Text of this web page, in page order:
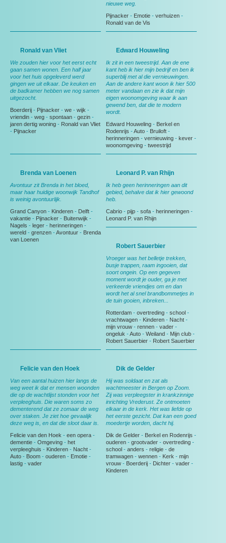
nieuwe weg.
Pijnacker - Emotie - verhuizen -
Ronald van de Vis
Ronald van Vliet
We zouden hier voor het eerst echt
gaan samen wonen. Een half jaar
voor het huis opgeleverd werd
gingen we uit elkaar. De keuken en
de badkamer hebben we nog samen
uitgezocht.
Boerderij - Pijnacker - we - wijk -
vriendin - weg - spontaan - gezin -
jaren dertig woning - Ronald van Vliet
- Pijnacker
Edward Houweling
Ik zit in een tweestrijd. Aan de ene
kant heb ik hier mijn bedrijf en ben ik
superblij met al die vernieuwingen.
Aan de andere kant woon ik hier 500
meter vandaan en zie ik dat mijn
eigen woonomgeving waar ik aan
gewend ben, dat die te modern
wordt.
Edward Houweling - Berkel en
Rodenrijs -Auto - Bruiloft -
herinneringen - vernieuwing - kever -
woonomgeving - tweestrijd
Brenda van Loenen
Avontuur zit Brenda in het bloed,
maar haar huidige woonwijk Tandhof
is weinig avontuurlijk.
Grand Canyon - Kinderen - Delft -
vakantie - Pijnacker - Buitenwijk -
Nagels - leger - herinneringen -
wereld - grenzen -Avontuur - Brenda
van Loenen
Leonard P. van Rhijn
Ik heb geen herinneringen aan dit
gebied, behalve dat ik hier gewoond
heb.
Cabrio - pijp - sofa - herinneringen -
Leonard P. van Rhijn
Robert Sauerbier
Vroeger was het belletje trekken,
busje trappen, raam ingooien, dat
soort ongein. Op een gegeven
moment wordt je ouder, ga je met
verkeerde vriendjes om en dan
wordt het al snel brandbommetjes in
de tuin gooien, inbreken...
Rotterdam - overtreding - school -
vrachtwagen - Kinderen - Nacht -
mijn vrouw - rennen - vader -
ongeluk -Auto - Weiland - Mijn club -
Robert Sauerbier - Robert Sauerbier
Felicie van den Hoek
Van een aantal huizen hier langs de
weg weet ik dat er mensen woonden
die op de wachtlijst stonden voor het
verpleeghuis. Die waren soms zo
dementerend dat ze zomaar de weg
over staken. Je ziet hoe gevaalijk
deze weg is, en dat die sloot daar is.
Felicie van den Hoek - een opera -
dementie - Omgeving - het
verpleeghuis - Kinderen - Nacht -
Auto - Boom - ouderen - Emotie -
lastig - vader
Dik de Gelder
Hij was soldaat en zat als
wachtmeester in Bergen op Zoom.
Zij was verpleegster in krankzinnige
inrichting Vrederust. Ze ontmoeten
elkaar in de kerk. Het was liefde op
het eerste gezicht. Dat kan een goed
moedertje worden, dacht hij.
Dik de Gelder - Berkel en Rodenrijs -
ouderen - grootvader - overtreding -
school - anders - religie - de
tramwagen - wennen - Kerk - mijn
vrouw - Boerderij - Dichter - vader -
Kinderen